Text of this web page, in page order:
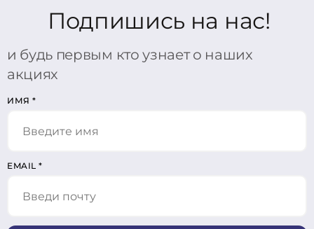
Подпишись на нас!
и будь первым кто узнает о наших
акциях
ИМЯ *
EMAIL *